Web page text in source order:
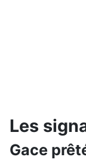
Les
Gace